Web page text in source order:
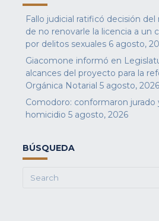
Fallo judicial ratificó decisión
de no renovarle la licencia a un
por delitos sexuales 6 agosto,
Giacomone informó en
alcances del proyecto para la
Orgánica Notarial 5 agosto, 2026
Comodoro: conformaron
homicidio 5 agosto, 2026
BÚSQUEDA
Search